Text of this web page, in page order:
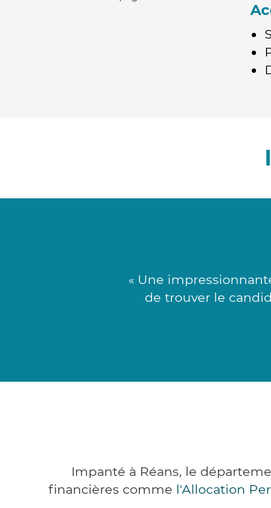
« Une
de trouver le
Impanté à Réans, le
financières comme l'Allocation